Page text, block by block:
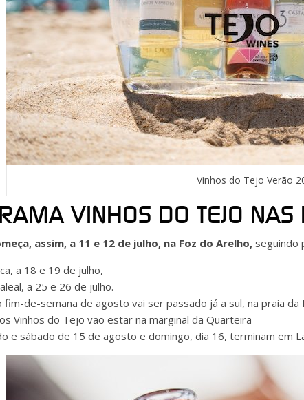
Vinhos do Tejo Verão
VINHOS DO TEJO NAS
assim, a 11 e 12 de julho, na Foz do Arelho, seguindo
a 18 e 19 de julho,
a 25 e 26 de julho.
fim-de-semana de agosto vai ser passado já a sul, na praia da
Vinhos do Tejo vão estar na marginal da Quarteira
e sábado de 15 de agosto e domingo, dia 16, terminam em